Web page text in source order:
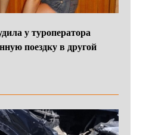
у туроператора
поездку в другой